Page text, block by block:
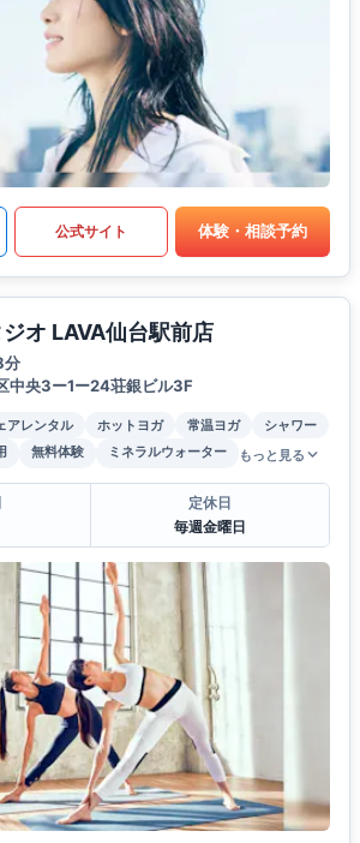
公式サイト 体験・相談予約
オ LAVA仙台駅前店
分
中央3ー1ー24荘銀ビル3F
アレンタル ホットヨガ 常温ヨガ
シャワー
無料体験 ミネラルウォーター もっと見る
定休日
毎週金曜日